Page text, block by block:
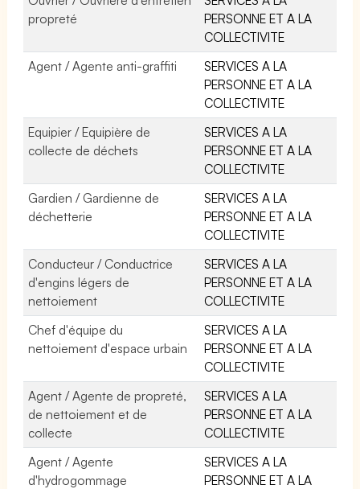
propreté
PERSONNE ET A LA
COLLECTIVITE
Agent / Agente anti-graffiti
SERVICES A LA
PERSONNE ET A LA
COLLECTIVITE
Equipier / Equipière de
collecte de déchets
SERVICES A LA
PERSONNE ET A LA
COLLECTIVITE
Gardien / Gardienne de
déchetterie
SERVICES A LA
PERSONNE ET A LA
COLLECTIVITE
Conducteur / Conductrice
d'engins légers de
nettoiement
SERVICES A LA
PERSONNE ET A LA
COLLECTIVITE
Chef d'équipe du
nettoiement d'espace urbain
SERVICES A LA
PERSONNE ET A LA
COLLECTIVITE
Agent / Agente de propreté,
de nettoiement et de
collecte
SERVICES A LA
PERSONNE ET A LA
COLLECTIVITE
Agent / Agente
d'hydrogommage
SERVICES A LA
PERSONNE ET A LA